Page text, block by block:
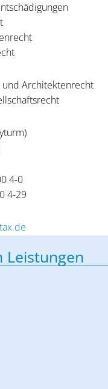
und Architektenrecht
4-0
4-29
Leistungen